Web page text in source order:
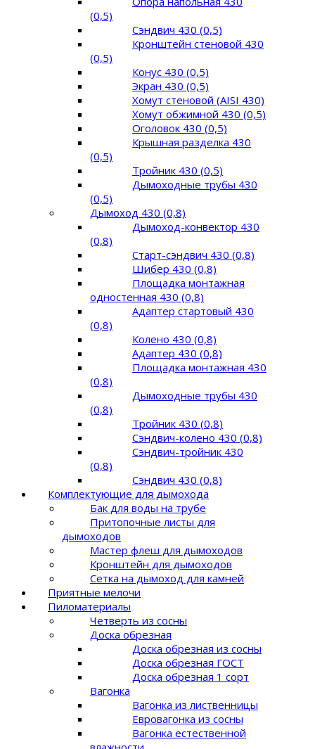
(0,5)
Сэндвич 430 (0,5)
Кронштейн стеновой 430
(0,5)
Конус 430 (0,5)
Экран 430 (0,5)
Хомут стеновой (AISI 430)
Хомут обжимной 430 (0,5)
Оголовок 430 (0,5)
Крышная разделка 430
(0,5)
Тройник 430 (0,5)
Дымоходные трубы 430
(0,5)
Дымоход 430 (0,8)
Дымоход-конвектор 430
(0,8)
Старт-сэндвич 430 (0,8)
Шибер 430 (0,8)
Площадка монтажная
одностенная 430 (0,8)
Адаптер стартовый 430
(0,8)
Колено 430 (0,8)
Адаптер 430 (0,8)
Площадка монтажная 430
(0,8)
Дымоходные трубы 430
(0,8)
Тройник 430 (0,8)
Сэндвич-колено 430 (0,8)
Сэндвич-тройник 430
(0,8)
Сэндвич 430 (0,8)
Комплектующие для дымохода
Бак для воды на трубе
Притопочные листы для
дымоходов
Мастер флеш для дымоходов
Кронштейн для дымоходов
Сетка на дымоход для камней
Приятные мелочи
Пиломатериалы
Четверть из сосны
Доска обрезная
Доска обрезная из сосны
Доска обрезная ГОСТ
Доска обрезная 1 сорт
Вагонка
Вагонка из лиственницы
Евровагонка из сосны
Вагонка естественной